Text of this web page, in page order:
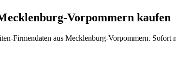
Vorpommern kaufen
-Firmendaten aus Mecklenburg-Vorpommern. Sofort